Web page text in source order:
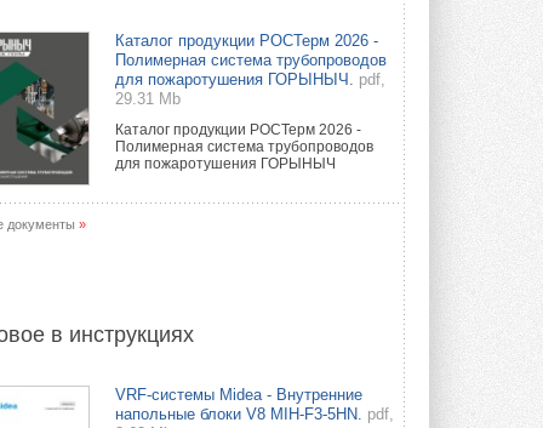
Каталог продукции РОСТерм 2026 -
Полимерная система трубопроводов
для пожаротушения ГОРЫНЫЧ.
pdf,
29.31 Mb
Каталог продукции РОСТерм 2026 -
Полимерная система трубопроводов
для пожаротушения ГОРЫНЫЧ
документы »
в инструкциях
VRF-системы Midea - Внутренние
напольные блоки V8 MIH-F3-5HN. pdf,